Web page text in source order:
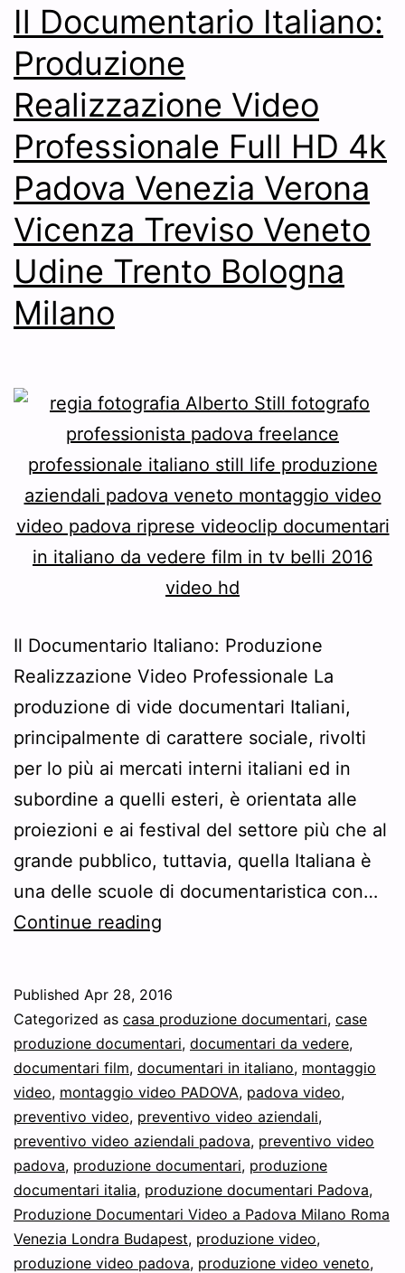
Il Documentario Italiano:
Produzione
Realizzazione Video
Professionale Full HD 4k
Padova Venezia Verona
Vicenza Treviso Veneto
Udine Trento Bologna
Milano
Il Documentario Italiano: Produzione
Realizzazione Video Professionale La
produzione di vide documentari Italiani,
principalmente di carattere sociale, rivolti
per lo più ai mercati interni italiani ed in
subordine a quelli esteri, è orientata alle
proiezioni e ai festival del settore più che al
grande pubblico, tuttavia, quella Italiana è
una delle scuole di documentaristica con…
Continue reading
Produzione
Realizzazione
Video
Professionale
Full
HD
4k
Padova
Venezia
Published Apr 28, 2016
Categorized as casa produzione documentari, case
produzione documentari, documentari da vedere,
documentari film, documentari in italiano, montaggio
video, montaggio video PADOVA, padova video,
preventivo video, preventivo video aziendali,
preventivo video aziendali padova, preventivo video
padova, produzione documentari, produzione
documentari italia, produzione documentari Padova,
Produzione Documentari Video a Padova Milano Roma
Venezia Londra Budapest, produzione video,
produzione video padova, produzione video veneto,